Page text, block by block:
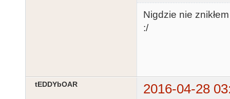
Nigdzie nie
:/
tEDDYbOAR 2016-04-28